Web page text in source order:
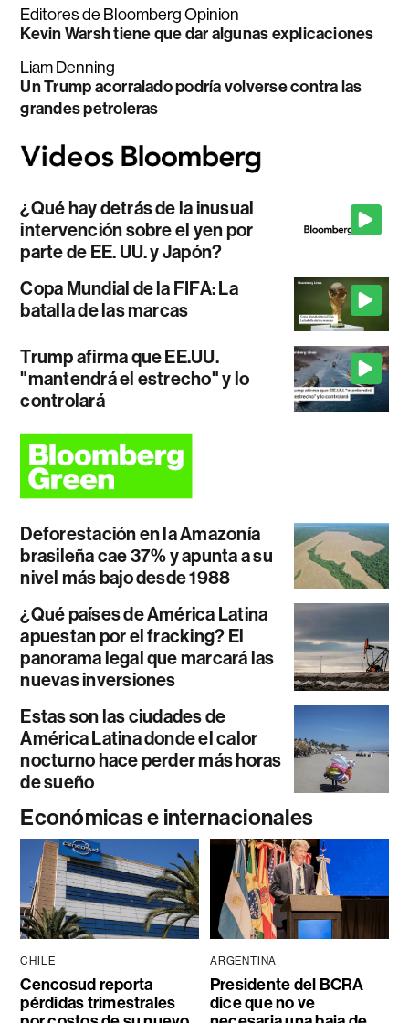
Editores de Bloomberg Opinion
Kevin Warsh tiene que dar algunas explicaciones
Liam Denning
Un Trump acorralado podría volverse contra las
grandes petroleras
¿Qué hay detrás de la inusual
intervención sobre el yen por
parte de EE. UU. y Japón?
Copa Mundial de la FIFA: La
batalla de las marcas
Trump afirma que EE.UU.
"mantendrá el estrecho" y lo
controlará
Deforestación en la Amazonía
brasileña cae 37% y apunta a su
nivel más bajo desde 1988
¿Qué países de América Latina
apuestan por el fracking? El
panorama legal que marcará las
nuevas inversiones
Estas son las ciudades de
América Latina donde el calor
nocturno hace perder más horas
de sueño
Económicas e internacionales
CHILE
Cencosud reporta
pérdidas trimestrales
ARGENTINA
Presidente del BCRA
dice que no ve